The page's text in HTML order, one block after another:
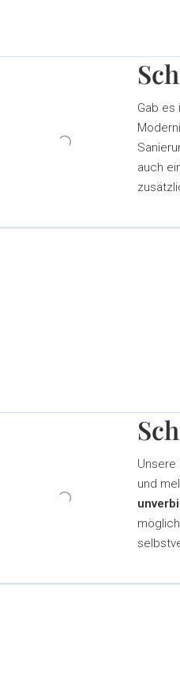
Gab es
auch
Unsere
und